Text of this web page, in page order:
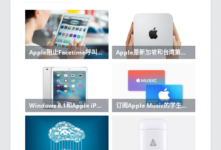
Apple阻止Facetime呼叫者可以在回答之前互相倾听 Apple是新加坡和台湾第三方太阳能认证计划的一部分
Windows 8.1和Apple iPad的OneNote笔记应用程序现在可以分析笔迹 订阅Apple Music的学生可以免费使用Apple TV Plus